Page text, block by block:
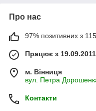
Про нас
97% позитивних з
Працює з 19.09.2011
м. Вінниця
вул. Петра
Контакти